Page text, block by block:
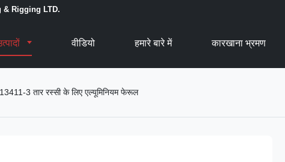
Rigging LTD.
वीडियो हमारे बारे में कारखाना भ्रमण
3 तार रस्सी के लिए एल्यूमिनियम फेरूल